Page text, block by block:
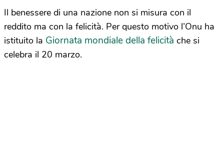
Il benessere di una nazione non si misura con il
reddito ma con la felicità. Per questo motivo l’Onu ha
istituito la Giornata mondiale della felicità che si
celebra il 20 marzo.